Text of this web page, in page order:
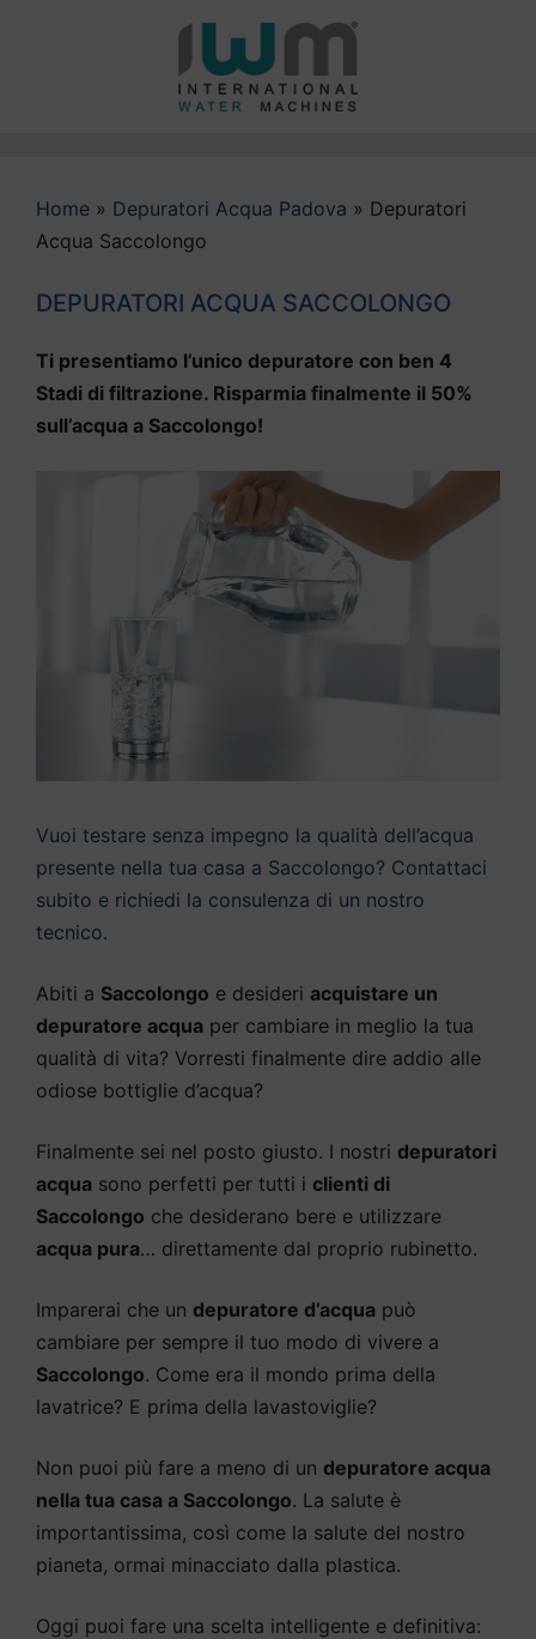
Home » Depuratori Acqua Padova » Depuratori
Acqua Saccolongo
DEPURATORI ACQUA SACCOLONGO
Ti presentiamo l’unico depuratore con ben 4
Stadi di filtrazione. Risparmia finalmente il 50%
sull’acqua a Saccolongo!
Vuoi testare senza impegno la qualità dell’acqua
presente nella tua casa a Saccolongo? Contattaci
subito e richiedi la consulenza di un nostro
tecnico.
Abiti a Saccolongo e desideri acquistare un
depuratore acqua per cambiare in meglio la tua
qualità di vita? Vorresti finalmente dire addio alle
odiose bottiglie d’acqua?
Finalmente sei nel posto giusto. I nostri depuratori
acqua sono perfetti per tutti i clienti di
Saccolongo che desiderano bere e utilizzare
acqua pura… direttamente dal proprio rubinetto.
Imparerai che un depuratore d’acqua può
cambiare per sempre il tuo modo di vivere a
Saccolongo. Come era il mondo prima della
lavatrice? E prima della lavastoviglie?
Non puoi più fare a meno di un depuratore acqua
nella tua casa a Saccolongo. La salute è
importantissima, così come la salute del nostro
pianeta, ormai minacciato dalla plastica.
Oggi puoi fare una scelta intelligente e definitiva: